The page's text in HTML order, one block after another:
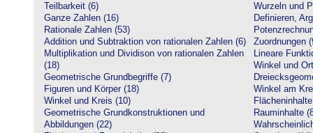
Teilbarkeit (6)
Ganze Zahlen (16)
Rationale Zahlen (53)
Addition und Subtraktion von rationalen Zahlen (6)
Multiplikation und Dividison von rationalen Zahlen
(18)
Geometrische Grundbegriffe (7)
Figuren und Körper (18)
Winkel und Kreis (10)
Geometrische Grundkonstruktionen und
Abbildungen (22)
Wurzeln und
Definieren,
Zuordnungen
Lineare
Winkel und
Winkel am
Rauminhalte